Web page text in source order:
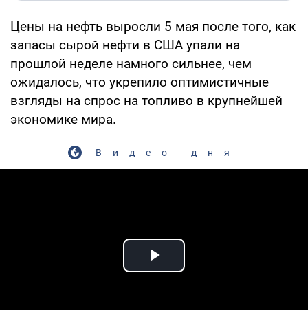
Цены на нефть выросли 5 мая после того, как
запасы сырой нефти в США упали на
прошлой неделе намного сильнее, чем
ожидалось, что укрепило оптимистичные
взгляды на спрос на топливо в крупнейшей
экономике мира.
Видео дня
Play Video